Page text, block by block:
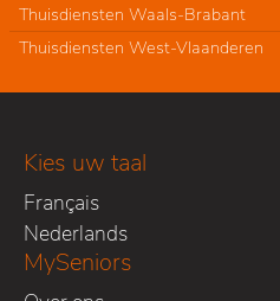
Thuisdiensten Waals-Brabant
Thuisdiensten West-Vlaanderen
Kies uw taal
Français
Nederlands
MySeniors